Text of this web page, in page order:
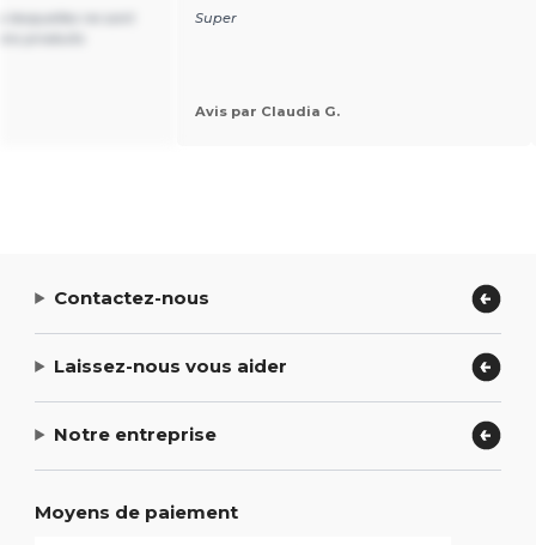
Super
Avis par Claudia G.
Contactez-nous
Laissez-nous vous aider
Notre entreprise
Moyens de paiement